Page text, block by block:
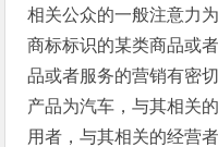
相关公众的一般注意力
商标标识的某类商品或
品或者服务的营销有密
产品为汽车，与其相关
用者，与其相关的经营